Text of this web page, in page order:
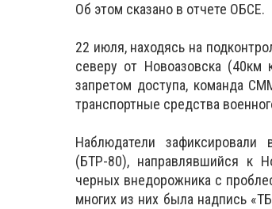
Об этом сказано в отчете ОБСЕ.
22 июля, находясь на
северу от Новоазовска
запретом доступа, команда
транспортные средства
Наблюдатели зафиксировали
(БТР-80), направлявшийся к
черных внедорожника с
многих из них была надпись